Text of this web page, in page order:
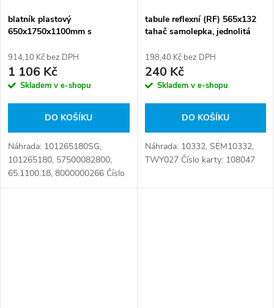
blatník plastový
650x1750x1100mm s
914,10 Kč bez DPH
1 106 Kč
Skladem v e-shopu
DO KOŠÍKU
Náhrada: 101265180SG,
101265180, 57500082800,
65.1100.18, 8000000266 Číslo
karty: 080506
tabule reflexní (RF) 565x132
tahač samolepka, jednolitá
198,40 Kč bez DPH
240 Kč
Skladem v e-shopu
DO KOŠÍKU
Náhrada: 10332, SEM10332,
TWY027 Číslo karty: 108047